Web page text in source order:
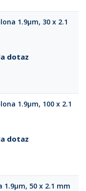
1.9µm, 30 x 2.1
dotaz
1.9µm, 100 x 2.1
dotaz
1.9µm, 50 x 2.1 mm